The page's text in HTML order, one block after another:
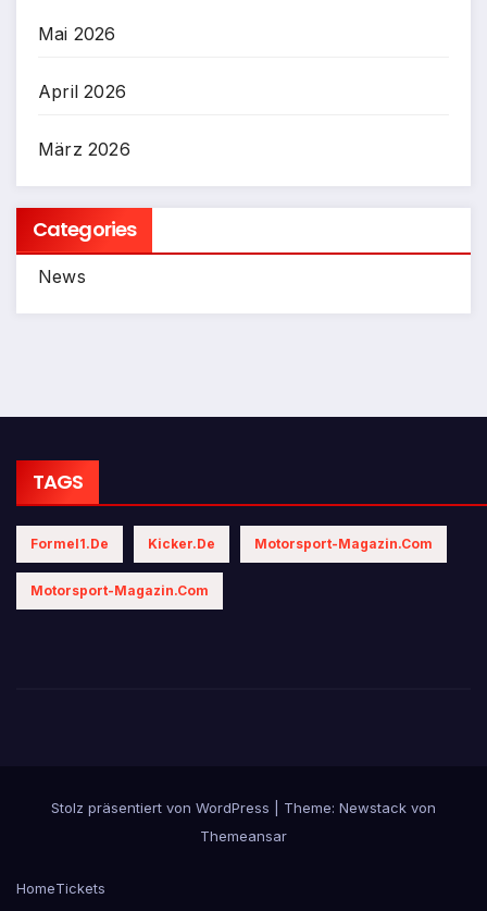
Mai 2026
April 2026
März 2026
Categories
News
TAGS
Formel1.de Kicker.de Motorsport-Magazin.com
Motorsport-Magazin.com
Stolz präsentiert von WordPress Theme: Newstack von
Themeansar
HomeTickets